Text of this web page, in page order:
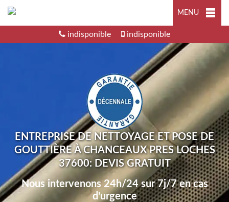
MENU
indisponible indisponible
ENTREPRISE DE NETTOYAGE ET POSE DE
GOUTTIÈRE À CHANCEAUX PRES LOCHES
37600: DEVIS GRATUIT
Nous intervenons 24h/24 sur 7j/7 en cas
d'urgence